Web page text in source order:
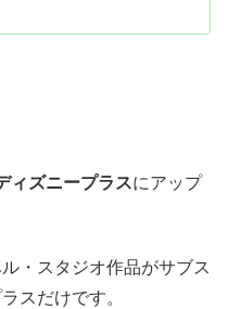
ィズニープラスにアップ
・スタジオ作品がサブス
スだけです。